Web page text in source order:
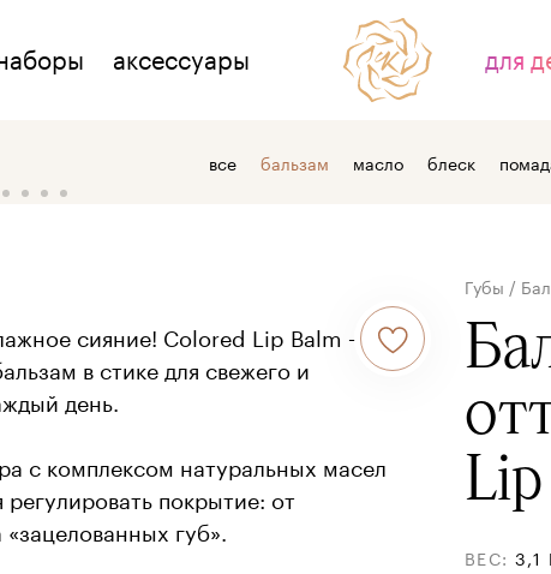
аксессуары для
оптовым клиентам
все бальзам масло блеск
сияние! Colored Lip Balm —
в стике для свежего и
день.
с комплексом натуральных масел
регулировать покрытие: от
губ».
Губы /
ВЕС:3,1